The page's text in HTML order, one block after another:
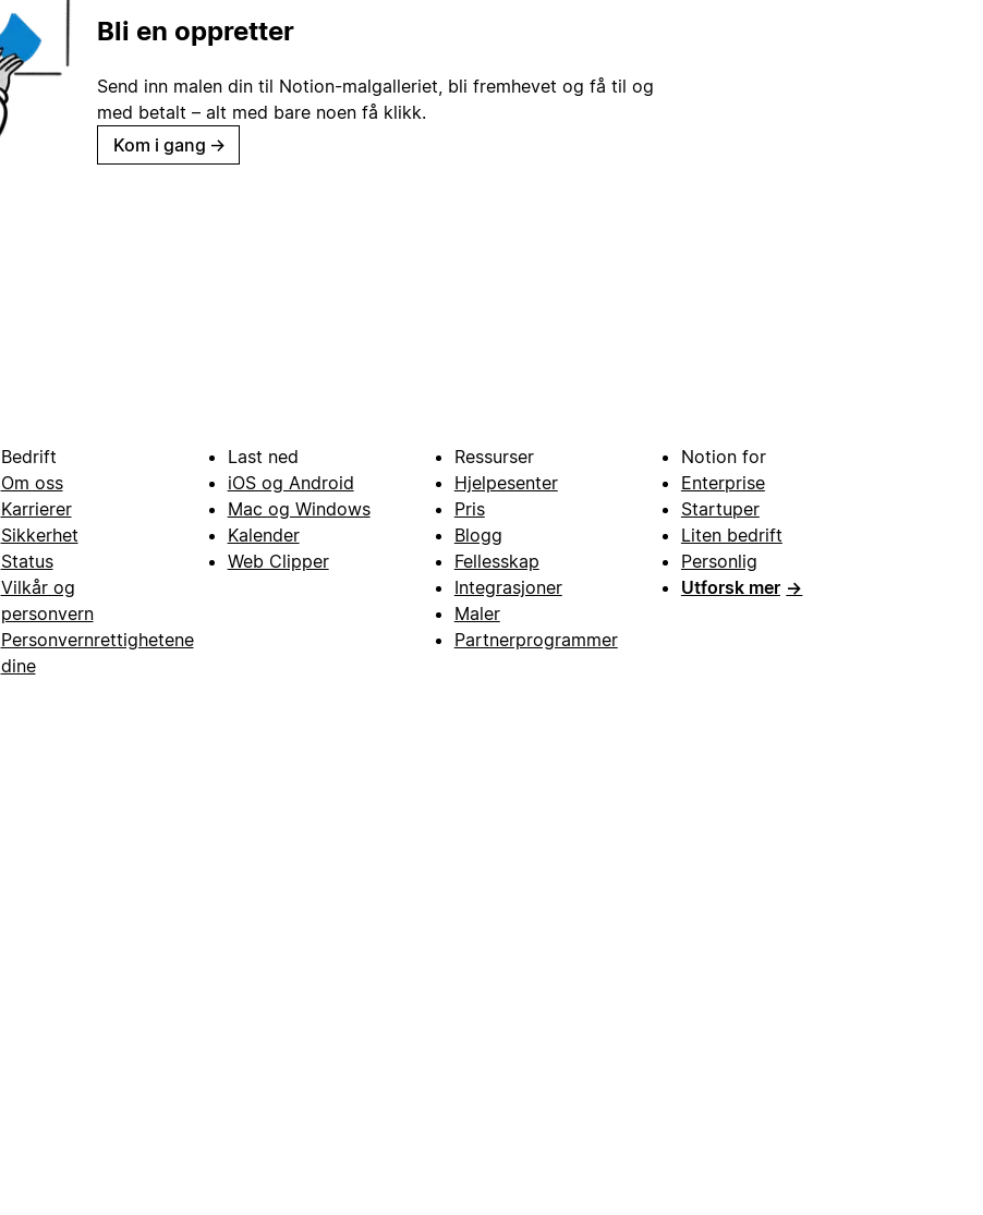
Bli en oppretter
Send inn malen din til Notion-malgalleriet, bli fremhevet og få til og
med betalt – alt med bare noen få klikk.
Kom i gang →
Bedrift
Om oss
Karrierer
Sikkerhet
Status
Vilkår og
personvern
Personvernrettighetene
dine
Last ned
iOS og Android
Mac og Windows
Kalender
Web Clipper
Ressurser
Hjelpesenter
Pris
Blogg
Fellesskap
Integrasjoner
Maler
Partnerprogrammer
Notion for
Enterprise
Startuper
Liten bedrift
Personlig
Utforsk mer →